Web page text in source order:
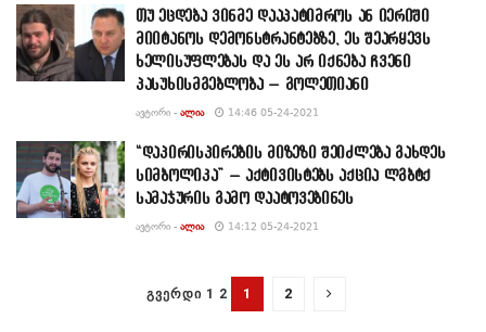
თუ ეცდება ვინმე დააპატიმროს ან იერიში
მიიტანოს დემონსტრანტებზე, ეს შეარყევს
ხელისუფლებას და ეს არ იქნება ჩვენი
პასუხისმგებლობა – გოლეთიანი
ᲐᲕᲢᲝᲠᲘ - ᲐᲚᲘᲐ 14:46 05-24-2021
“დაპირისპირების მიზეზი შეიძლება გახდეს
სიმბოლიკა” – აქტივისტებს აქცია ლგბტქ
სამაჯურის გამო დაატოვებინეს
ᲐᲕᲢᲝᲠᲘ - ᲐᲚᲘᲐ 14:12 05-24-2021
ᲒᲕᲔᲠᲓᲘ 1 2 1 2